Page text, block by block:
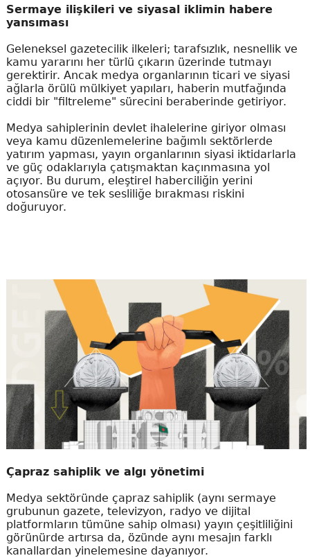
Sermaye ilişkileri ve siyasal iklimin habere
yansıması
Geleneksel gazetecilik ilkeleri; tarafsızlık, nesnellik ve
kamu yararını her türlü çıkarın üzerinde tutmayı
gerektirir. Ancak medya organlarının ticari ve siyasi
ağlarla örülü mülkiyet yapıları, haberin mutfağında
ciddi bir "filtreleme" sürecini beraberinde getiriyor.
Medya sahiplerinin devlet ihalelerine giriyor olması
veya kamu düzenlemelerine bağımlı sektörlerde
yatırım yapması, yayın organlarının siyasi iktidarlarla
ve güç odaklarıyla çatışmaktan kaçınmasına yol
açıyor. Bu durum, eleştirel haberciliğin yerini
otosansüre ve tek sesliliğe bırakması riskini
doğuruyor.
Çapraz sahiplik ve algı yönetimi
Medya sektöründe çapraz sahiplik (aynı sermaye
grubunun gazete, televizyon, radyo ve dijital
platformların tümüne sahip olması) yayın çeşitliliğini
görünürde artırsa da, özünde aynı mesajın farklı
kanallardan yinelemesine dayanıyor.